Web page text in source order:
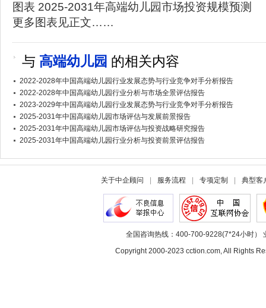
图表 2025-2031年高端幼儿园市场投资规模预测
更多图表见正文……
与 高端幼儿园 的相关内容
2022-2028年中国高端幼儿园行业发展态势与行业竞争对手分析报告
2022-2028年中国高端幼儿园行业分析与市场全景评估报告
2023-2029年中国高端幼儿园行业发展态势与行业竞争对手分析报告
2025-2031年中国高端幼儿园市场评估与发展前景报告
2025-2031年中国高端幼儿园市场评估与投资战略研究报告
2025-2031年中国高端幼儿园行业分析与投资前景评估报告
关于中企顾问 服务流程 专项定制 典型客
全国咨询热线：400-700-9228(7*24小时）
Copyright 2000-2023 cction.com, All Rights